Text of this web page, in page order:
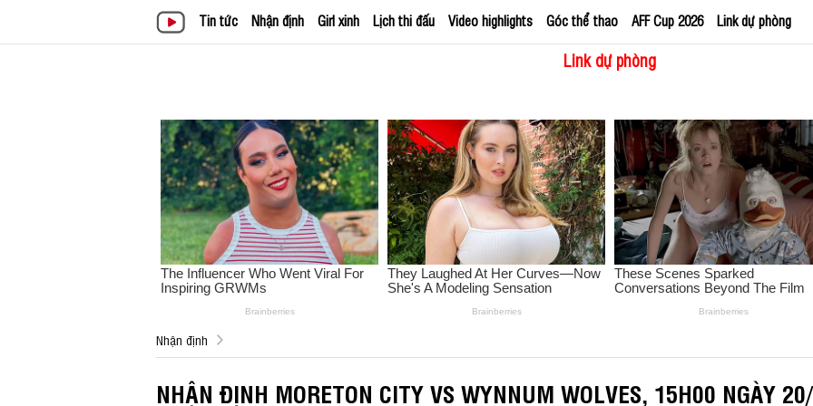
Tin tức Nhận định Girl xinh Lịch thi đấu Video highlights Góc thể thao AFF Cup 2026 Link dự phòng
Link dự phòng
Nhận định
NHẬN ĐỊNH MORETON CITY VS WYNNUM WOLVES, 15H00 NGÀY